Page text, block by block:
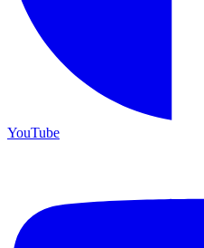
YouTube